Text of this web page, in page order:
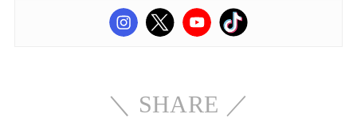
＼ SHARE ／